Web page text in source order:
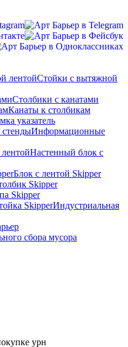
Стойки с вытяжной
Столбики с канатами
Канаты к столбикам
указатель
Информационные
Настенный блок с
Блок с лентой Skipper
Skipper
Skipper
Индустриальная
сбора мусора